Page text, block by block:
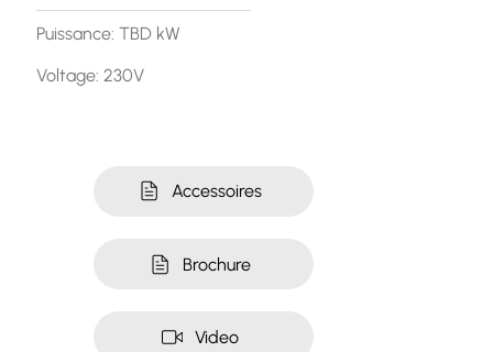
Brochure
Accessoires
Video
Puissance: TBD kW
Voltage: 230V